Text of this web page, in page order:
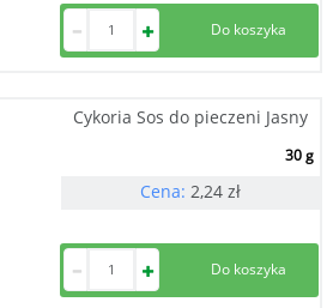
Cykoria Sos do pieczeni Jasny
30 g
Cena: 2,24 zł